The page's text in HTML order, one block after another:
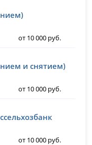
от 10 000 руб.
и снятием)
от 10 000 руб.
от 10 000 руб.